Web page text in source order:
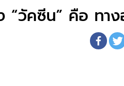
“วัคซีน” คือ ทา